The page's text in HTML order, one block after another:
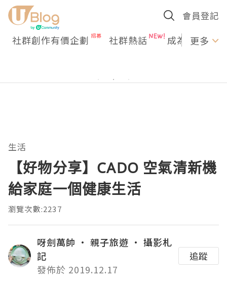
會員登記
社群創作有價企劃 社群熱話 成為U更多
生活
【好物分享】CADO 空氣清新機
給家庭一個健康生活
瀏覽次數:2237
呀劍萬帥 • 親子旅遊 • 攝影札
記
發佈於 2019.12.17
追蹤